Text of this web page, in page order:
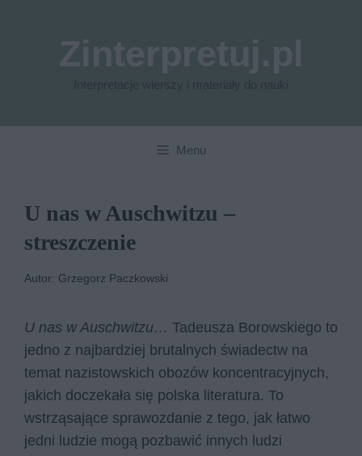
Menu
U nas w Auschwitzu –
streszczenie
Autor: Grzegorz Paczkowski
U nas w Auschwitzu… Tadeusza Borowskiego to
jedno z najbardziej brutalnych świadectw na
temat nazistowskich obozów koncentracyjnych,
jakich doczekała się polska literatura. To
wstrząsające sprawozdanie z tego, jak łatwo
jedni ludzie mogą pozbawić innych ludzi